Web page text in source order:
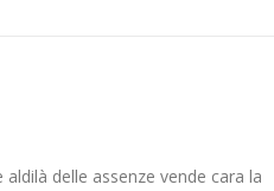
delle assenze vende cara la